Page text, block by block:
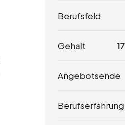
Berufsfeld
Gehalt 17
Angebotsende
Berufserfahrung